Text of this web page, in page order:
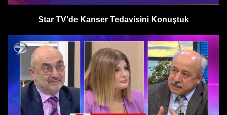
Star TV’de Kanser Tedavisini Konuştuk